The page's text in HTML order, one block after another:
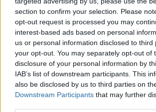
section to confirm your selection. Please
opt-out request is processed you may
interest-based ads based on personal
us or personal information disclosed to third
your opt-out. You may separately opt-out of
disclosure of your personal information by
IAB’s list of downstream participants. This
also be disclosed by us to third parties on
Downstream Participants that may further
@musicapuntocom